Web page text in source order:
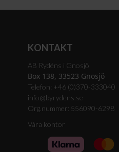
KONTAKT
AB Rydéns i Gnosjö
Box 138, 33523 Gnosjö
Telefon: +46 (0)370-333040
info@byrydens.se
Org.nummer: 556090-6298
Våra kontor